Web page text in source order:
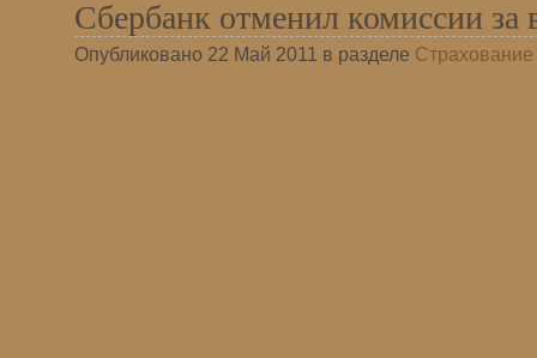
Сбербанк отменил комиссии за
Опубликовано 22 Май 2011 в разделе Страхование